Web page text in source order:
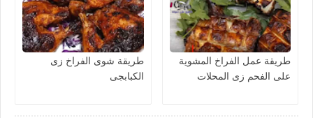
طريقة عمل الفراخ المشوية
على الفحم زى المحلات
طريقة شوى الفراخ زى
الكبابجى